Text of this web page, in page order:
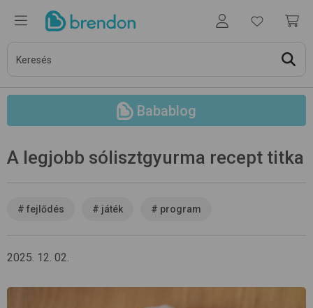
Babablog
A legjobb sólisztgyurma recept titka
# fejlődés # játék # program
2025. 12. 02.